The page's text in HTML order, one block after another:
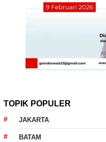
TOPIK POPULER
JAKARTA
BATAM